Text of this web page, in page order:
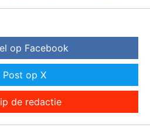
op Facebook
Post op X
de redactie